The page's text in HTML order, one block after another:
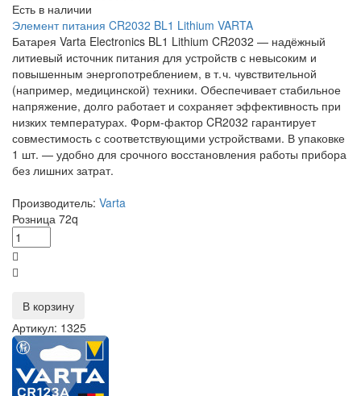
Есть в наличии
Элемент питания CR2032 BL1 Lithium VARTA
Батарея Varta Electronics BL1 Lithium CR2032 — надёжный
литиевый источник питания для устройств с невысоким и
повышенным энергопотреблением, в т. ч. чувствительной
(например, медицинской) техники. Обеспечивает стабильное
напряжение, долго работает и сохраняет эффективность при
низких температурах. Форм‑фактор CR2032 гарантирует
совместимость с соответствующими устройствами. В упаковке
1 шт. — удобно для срочного восстановления работы прибора
без лишних затрат.
Производитель: Varta
Розница 72q
В корзину
Артикул: 1325